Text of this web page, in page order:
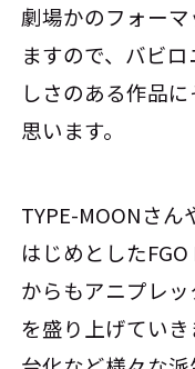
劇場かのフォー
ますので、バビ
しさのある作品
思います。
TYPE-MOONさ
はじめとした
からもアニプレ
を盛り上げてい